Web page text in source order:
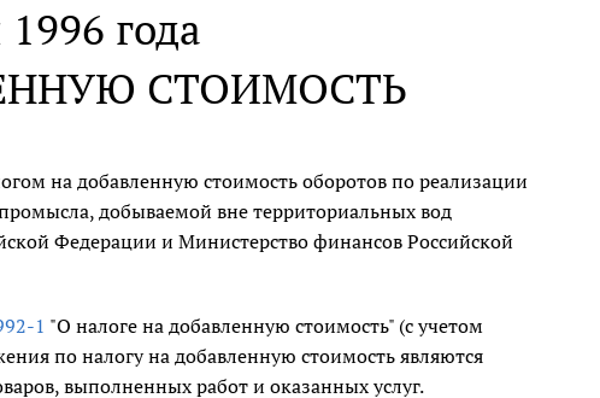
года
СТОИМОСТЬ
на добавленную стоимость оборотов по реализации
добываемой вне территориальных вод
Федерации и Министерство финансов Российской
1 "О налоге на добавленную стоимость" (с учетом
по налогу на добавленную стоимость являются
выполненных работ и оказанных услуг.